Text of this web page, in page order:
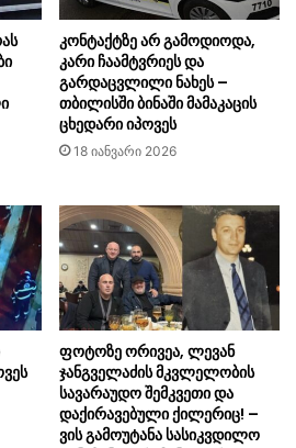
კონტაქტზე არ გამოდიოდა,
კარი ჩაამტვრიეს და
გარდაცვლილი ნახეს –
თბილისში ბინაში მამაკაცის
ცხედარი იპოვეს
18 იანვარი 2026
ფოტოზე ორივეა, ლევან
ჯანგველაძის მკვლელობის
სავარაუდო შემკვეთი და
დაქირავებული ქილერიც! –
ვის გამოუტანა სასიკვდილო